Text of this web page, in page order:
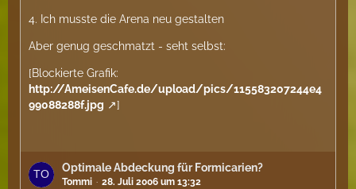
4. Ich musste die Arena neu gestalten
Aber genug geschmatzt - seht selbst:
[Blockierte Grafik:
http://AmeisenCafe.de/upload/pics/115583207244e4
99088288f.jpg
]
Optimale Abdeckung für Formicarien?
Tommi 28. Juli 2006 um 13:32